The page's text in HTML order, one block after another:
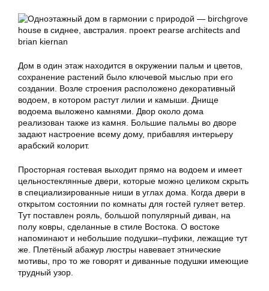
Дом в один этаж находится в окружении пальм и цветов,
сохранение растений было ключевой мыслью при его
создании. Возле строения расположено декоративный
водоем, в котором растут лилии и камыши. Днище
водоема выложено камнями. Двор около дома
реализован также из камня. Большие пальмы во дворе
задают настроение всему дому, прибавляя интерьеру
арабский колорит.
Просторная гостевая выходит прямо на водоем и имеет
цельностеклянные двери, которые можно целиком скрыть
в специализированные ниши в углах дома. Когда двери в
открытом состоянии по комнаты для гостей гуляет ветер.
Тут поставлен рояль, большой популярный диван, на
полу ковры, сделанные в стиле Востока. О востоке
напоминают и небольшие подушки–пуфики, лежащие тут
же. Плетёный абажур люстры навевает этнические
мотивы, про то же говорят и диванные подушки имеющие
трудный узор.